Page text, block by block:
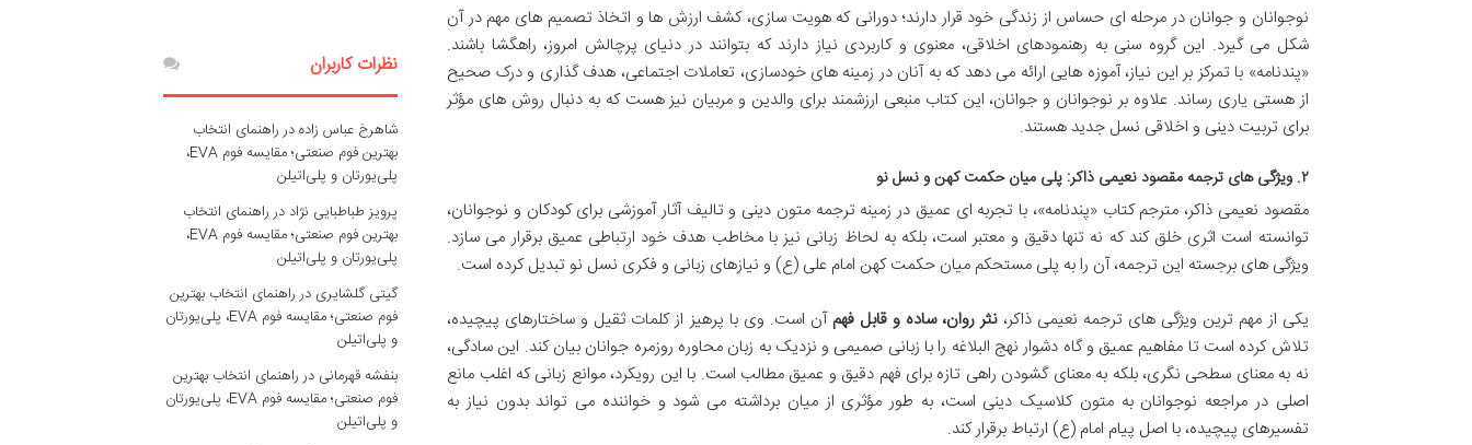
نوجوانان و جوانان در مرحله ای حساس از زندگی خود قرار دارند؛ دورانی که هویت سازی، کشف ارزش ها و اتخاذ تصمیم های مهم در آن
شکل می گیرد. این گروه سنی به رهنمودهای اخلاقی، معنوی و کاربردی نیاز دارند که بتوانند در دنیای پرچالش امروز، راهگشا باشند.
«پندنامه» با تمرکز بر این نیاز، آموزه هایی ارائه می دهد که به آنان در زمینه های خودسازی، تعاملات اجتماعی، هدف گذاری و درک صحیح
از هستی یاری رساند. علاوه بر نوجوانان و جوانان، این کتاب منبعی ارزشمند برای والدین و مربیان نیز هست که به دنبال روش های مؤثر
برای تربیت دینی و اخلاقی نسل جدید هستند.
۲. ویژگی های ترجمه مقصود نعیمی ذاکر: پلی میان حکمت کهن و نسل نو
مقصود نعیمی ذاکر، مترجم کتاب «پندنامه»، با تجربه ای عمیق در زمینه ترجمه متون دینی و تالیف آثار آموزشی برای کودکان و نوجوانان،
توانسته است اثری خلق کند که نه تنها دقیق و معتبر است، بلکه به لحاظ زبانی نیز با مخاطب هدف خود ارتباطی عمیق برقرار می سازد.
ویژگی های برجسته این ترجمه، آن را به پلی مستحکم میان حکمت کهن امام علی (ع) و نیازهای زبانی و فکری نسل نو تبدیل کرده است.
یکی از مهم ترین ویژگی های ترجمه نعیمی ذاکر، نثر روان، ساده و قابل فهم آن است. وی با پرهیز از کلمات ثقیل و ساختارهای پیچیده،
تلاش کرده است تا مفاهیم عمیق و گاه دشوار نهج البلاغه را با زبانی صمیمی و نزدیک به زبان محاوره روزمره جوانان بیان کند. این سادگی،
نه به معنای سطحی نگری، بلکه به معنای گشودن راهی تازه برای فهم دقیق و عمیق مطالب است. با این رویکرد، موانع زبانی که اغلب مانع
اصلی در مراجعه نوجوانان به متون کلاسیک دینی است، به طور مؤثری از میان برداشته می شود و خواننده می تواند بدون نیاز به
تفسیرهای پیچیده، با اصل پیام امام (ع) ارتباط برقرار کند.
نظرات کاربران
شاهرخ عباس زادهدرراهنمای انتخاب
بهترین فوم صنعتی؛ مقایسه فوم EVA،
پلی‌یورتان و پلی‌اتیلن
پرویز طباطبایی نژاد درراهنمای انتخاب
بهترین فوم صنعتی؛ مقایسه فوم EVA،
پلی‌یورتان و پلی‌اتیلن
گیتی گلشایری درراهنمای انتخاب بهترین
فوم صنعتی؛ مقایسه فوم EVA، پلی‌یورتان
و پلی‌اتیلن
بنفشه قهرمانی درراهنمای انتخاب بهترین
فوم صنعتی؛ مقایسه فوم EVA، پلی‌یورتان
و پلی‌اتیلن